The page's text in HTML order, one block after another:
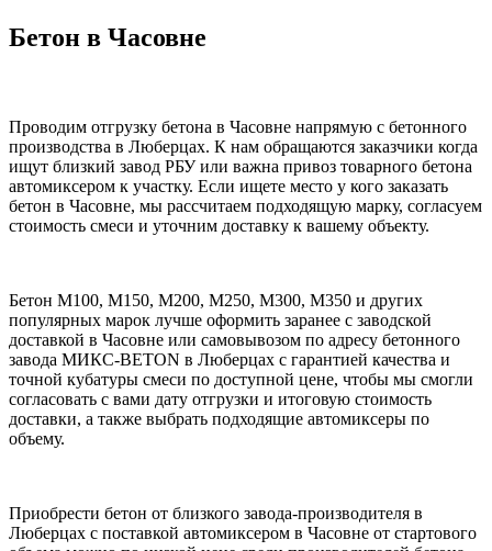
Бетон в Часовне
Проводим отгрузку бетона в Часовне напрямую с бетонного
производства в Люберцах. К нам обращаются заказчики когда
ищут близкий завод РБУ или важна привоз товарного бетона
автомиксером к участку. Если ищете место у кого заказать
бетон в Часовне, мы рассчитаем подходящую марку, согласуем
стоимость смеси и уточним доставку к вашему объекту.
Бетон М100, М150, М200, М250, М300, М350 и других
популярных марок лучше оформить заранее с заводской
доставкой в Часовне или самовывозом по адресу бетонного
завода МИКС-BETON в Люберцах с гарантией качества и
точной кубатуры смеси по доступной цене, чтобы мы смогли
согласовать с вами дату отгрузки и итоговую стоимость
доставки, а также выбрать подходящие автомиксеры по
объему.
Приобрести бетон от близкого завода-производителя в
Люберцах с поставкой автомиксером в Часовне от стартового